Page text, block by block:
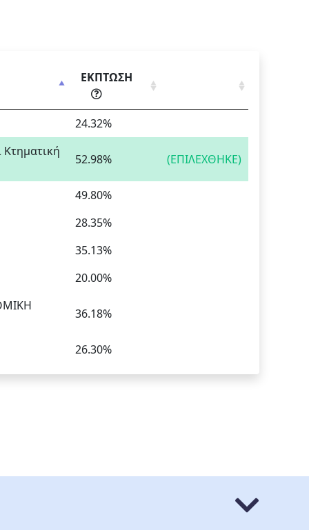
ΕΚΠΤΩΣΗ
24.32%
Κτηματική
52.98% (ΕΠΙΛΕΧΘΗΚΕ)
49.80%
28.35%
35.13%
20.00%
36.18%
26.30%